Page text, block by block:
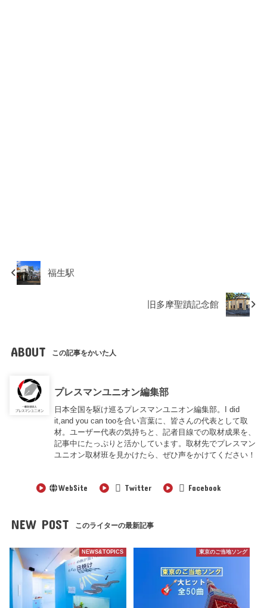
福生駅
旧多摩聖蹟記念館
ABOUT この記事をかいた人
プレスマンユニオン編集部
日本全国を駆け巡るプレスマンユニオン編集部。I did
it,and you can tooを合い言葉に、皆さんの代表として取
材。ユーザー代表の気持ちと、記者目線での取材成果を、
記事中にたっぷりと活かしています。取材先でプレスマン
ユニオン取材班を見かけたら、ぜひ声をかけてください！
WebSite Twitter Facebook
NEW POST このライターの最新記事
NEWS&TOPICS 東京のご当地ソング